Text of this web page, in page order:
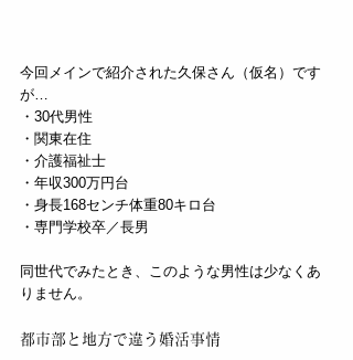
今回メインで紹介された久保さん（仮名）です
が…
・30代男性
・関東在住
・介護福祉士
・年収300万円台
・身長168センチ体重80キロ台
・専門学校卒／長男
同世代でみたとき、このような男性は少なくあ
りません。
都市部と地方で違う婚活事情